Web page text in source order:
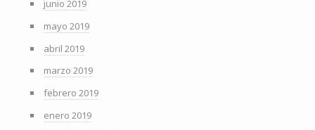
junio 2019
mayo 2019
abril 2019
marzo 2019
febrero 2019
enero 2019